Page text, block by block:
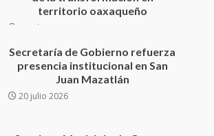
20 julio 2026
Sanciona Municipio de Oaxaca
de Juárez caso de maltrato
animal tras denuncia ciudadana
16 julio 2026